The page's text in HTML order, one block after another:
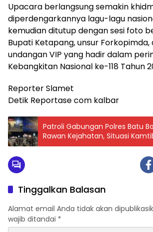
Upacara berlangsung semakin
diperdengarkannya lagu-lagu
kemudian ditutup dengan sesi foto
Bupati Ketapang, unsur
undangan VIP yang hadir dalam
Kebangkitan Nasional ke-118 Tahun
Reporter Slamet
Detik Reportase com kalbar
Patroli Gabungan Polres Batu
Rawan Kejahatan, Situasi
Kondusif
Tinggalkan Balasan
Alamat email Anda tidak akan
wajib ditandai *